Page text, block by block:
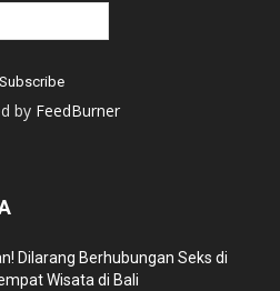
by FeedBurner
Dilarang Berhubungan Seks di
Wisata di Bali